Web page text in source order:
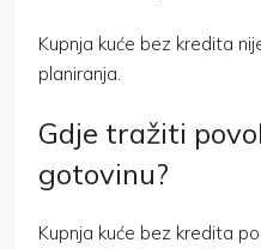
Kupnja kuće bez kredita
planiranja.
Gdje tražiti
gotovinu?
Kupnja kuće bez kredita